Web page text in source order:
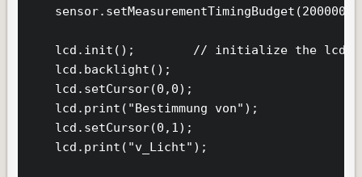
    sensor.setMeasurementTimingBudget(200000);
    lcd.init();        // initialize the lcd
    lcd.backlight();
    lcd.setCursor(0,0);
    lcd.print("Bestimmung von");
    lcd.setCursor(0,1);
    lcd.print("v_Licht");